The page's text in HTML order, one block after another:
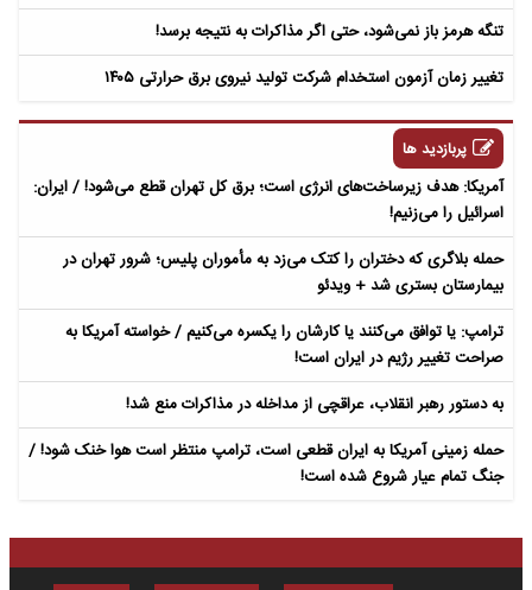
تنگه هرمز باز نمی‌شود، حتی اگر مذاکرات به نتیجه برسد!
تغییر زمان آزمون استخدام شرکت تولید نیروی برق حرارتی ۱۴۰۵
پربازدید ها
آمریکا: هدف زیرساخت‌های انرژی است؛ برق کل تهران قطع می‌شود! / ایران:
اسرائیل را می‌زنیم!
حمله بلاگری که دختران را کتک می‌زد به مأموران پلیس؛ شرور تهران در
بیمارستان بستری شد + ویدئو
ترامپ: یا توافق می‌کنند یا کارشان را یکسره می‌کنیم / خواسته آمریکا به
صراحت تغییر رژیم در ایران است!
به دستور رهبر انقلاب، عراقچی از مداخله در مذاکرات منع شد!
حمله زمینی آمریکا به ایران قطعی است، ترامپ منتظر است هوا خنک شود! /
جنگ تمام عیار شروع شده است!